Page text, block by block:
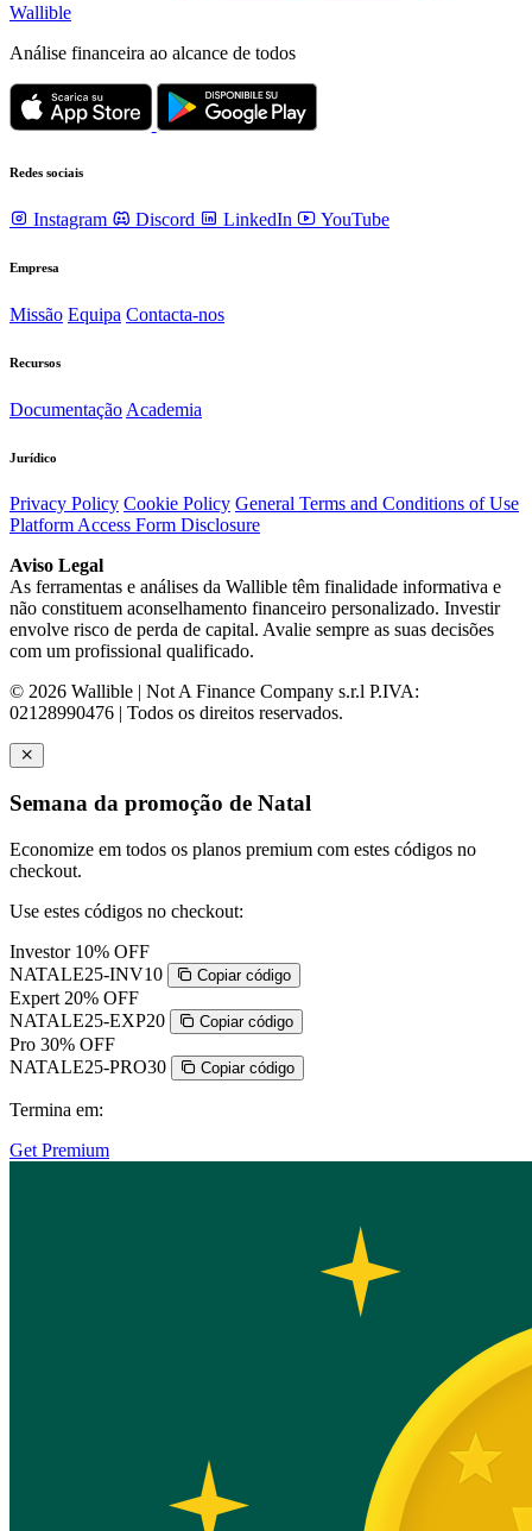
Wallible
Análise financeira ao alcance de todos
Redes sociais
Instagram Discord LinkedIn YouTube
Empresa
Missão Equipa Contacta-nos
Recursos
Documentação Academia
Jurídico
Privacy Policy Cookie Policy General Terms and Conditions of Use
Platform Access Form Disclosure
Aviso Legal
As ferramentas e análises da Wallible têm finalidade informativa e
não constituem aconselhamento financeiro personalizado. Investir
envolve risco de perda de capital. Avalie sempre as suas decisões
com um profissional qualificado.
© 2026 Wallible | Not A Finance Company s.r.l P.IVA:
02128990476 | Todos os direitos reservados.
Semana da promoção de Natal
Economize em todos os planos premium com estes códigos no
checkout.
Use estes códigos no checkout:
Investor 10% OFF
NATALE25-INV10
Copiar código
Expert 20% OFF
NATALE25-EXP20
Copiar código
Pro 30% OFF
NATALE25-PRO30
Copiar código
Termina em:
Get Premium